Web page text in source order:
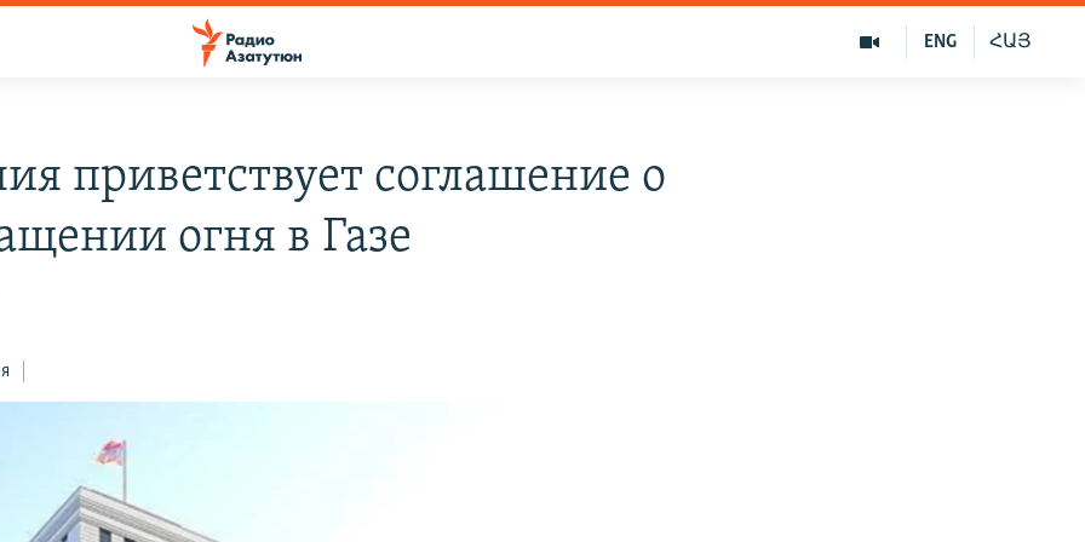
ՀԱՅ
ENG
приветствует соглашение о
огня в Газе